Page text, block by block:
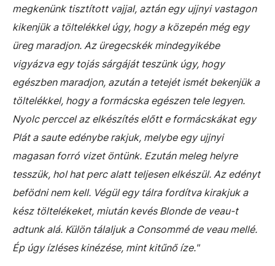
megkenünk tisztított vajjal, aztán egy ujjnyi vastagon
kikenjük a töltelékkel úgy, hogy a közepén még egy
üreg maradjon. Az üregecskék mindegyikébe
vigyázva egy tojás sárgáját teszünk úgy, hogy
egészben maradjon, azután a tetejét ismét bekenjük a
töltelékkel, hogy a formácska egészen tele legyen.
Nyolc perccel az elkészítés előtt e formácskákat egy
Plát a saute edénybe rakjuk, melybe egy ujjnyi
magasan forró vizet öntünk. Ezután meleg helyre
tesszük, hol hat perc alatt teljesen elkészül. Az edényt
befödni nem kell. Végül egy tálra fordítva kirakjuk a
kész töltelékeket, miután kevés Blonde de veau-t
adtunk alá. Külön tálaljuk a Consommé de veau mellé.
Ép úgy ízléses kinézése, mint kitűnő íze."